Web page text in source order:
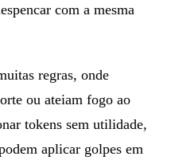
com a mesma
regras, onde
ou ateiam fogo ao
tokens sem utilidade,
aplicar golpes em